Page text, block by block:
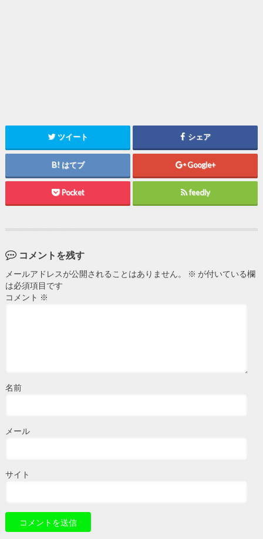
ツイート シェア
はてブ Google+
Pocket feedly
コメントを残す
メールアドレスが公開されることはありません。 ※ が付いている欄
は必須項目です
コメント ※
名前
メール
サイト